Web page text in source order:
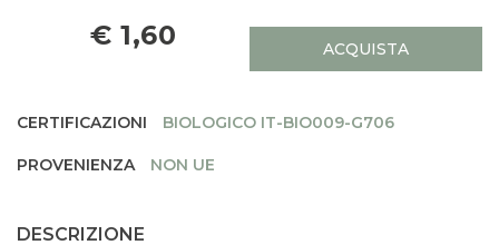
€ 1,60 ACQUISTA
CERTIFICAZIONI BIOLOGICO IT-BIO009-G706
PROVENIENZA NON UE
DESCRIZIONE